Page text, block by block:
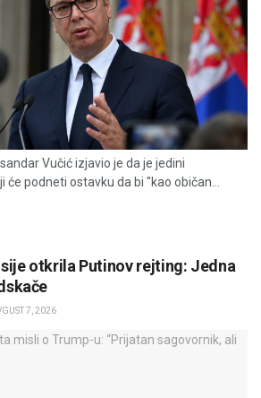
Vučić izjavio je da je jedini
će podneti ostavku da bi "kao običan...
otkrila Putinov rejting: Jedna
7, 2026